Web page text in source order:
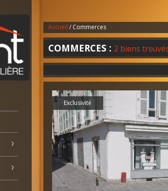
Accueil / Commerces
COMMERCES : 2 biens
Exclusivité